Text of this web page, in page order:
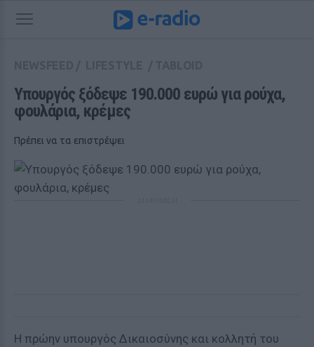
Υπουργός ξόδεψε 190.000 ευρώ για ρούχα,
φουλάρια, κρέμες
Πρέπει να τα επιστρέψει
Η πρώην υπουργός Δικαιοσύνης και κολλητή του